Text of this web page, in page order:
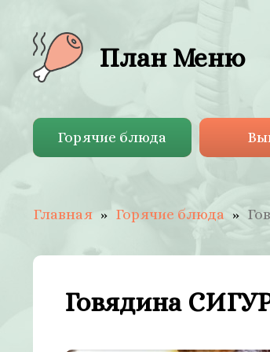
План Меню
Горячие блюда
Главная Горячие блюда
Говядина